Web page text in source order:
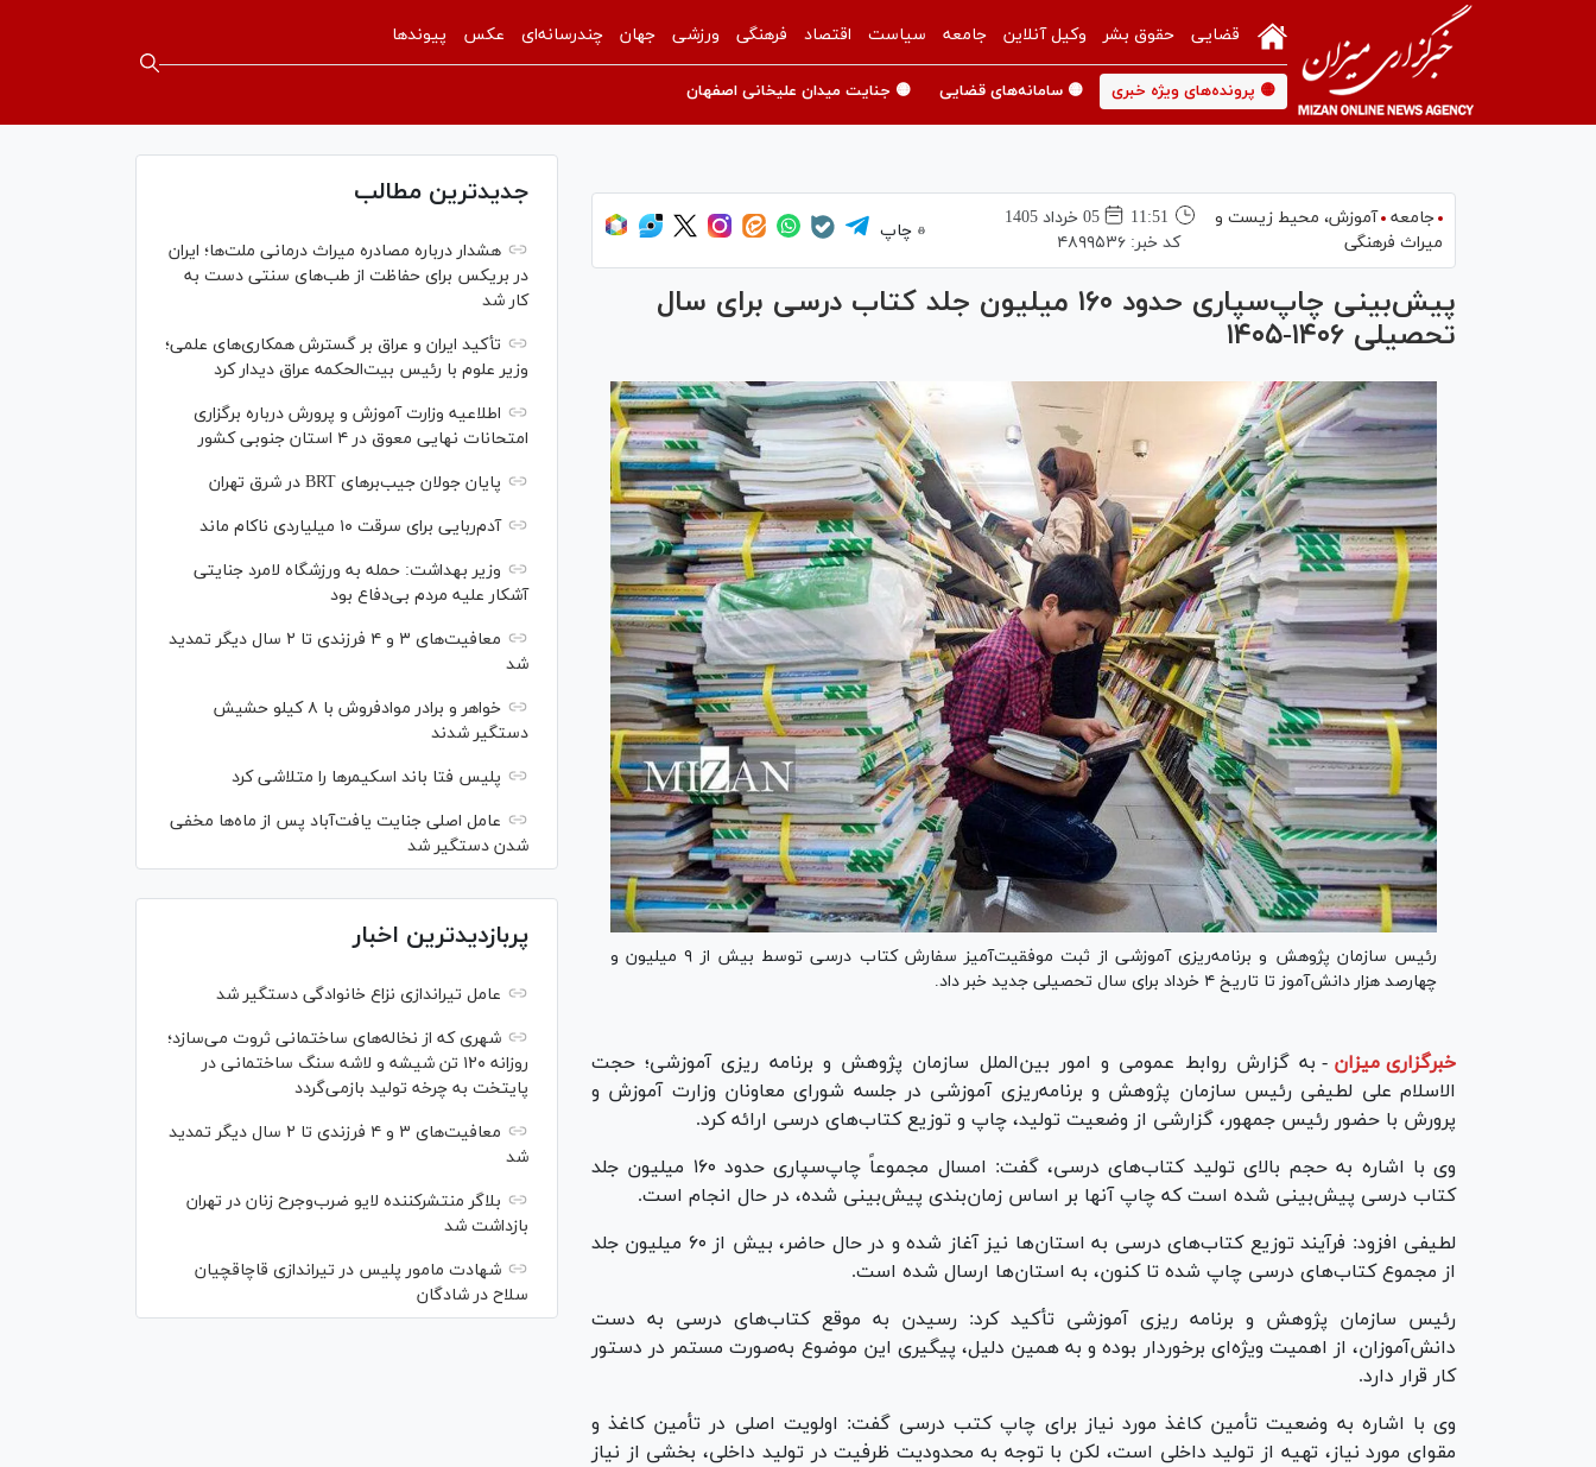
قضایی حقوق بشر وکیل آنلاین جامعه سیاست اقتصاد فرهنگی ورزشی جهان چندرسانه‌ای عکس پیوندها
🟡 پرونده‌های ویژه خبری 🟡 سامانه‌های قضایی 🟡 جنایت میدان علیخانی اصفهان
جامعه آموزش،‌ محیط زیست و
میراث فرهنگی
11:51
05 خرداد 1405
کد خبر:۴۸۹۹۵۳۶
چاپ
پیش‌بینی چاپ‌سپاری حدود ۱۶۰ میلیون جلد کتاب درسی برای سال
تحصیلی ۱۴۰۶-۱۴۰۵
رئیس سازمان پژوهش و برنامه‌ریزی آموزشی از ثبت موفقیت‌آمیز سفارش کتاب درسی توسط بیش از ۹ میلیون و
چهارصد هزار دانش‌آموز تا تاریخ ۴ خرداد برای سال تحصیلی جدید خبر داد.
خبرگزاری میزان - به گزارش روابط عمومی و امور بین‌الملل سازمان پژوهش و برنامه ریزی آموزشی؛ حجت
الاسلام علی لطیفی رئیس سازمان پژوهش و برنامه‌ریزی آموزشی در جلسه شورای معاونان وزارت آموزش و
پرورش با حضور رئیس جمهور، گزارشی از وضعیت تولید، چاپ و توزیع کتاب‌های درسی ارائه کرد.
وی با اشاره به حجم بالای تولید کتاب‌های درسی، گفت: امسال مجموعاً چاپ‌سپاری حدود ۱۶۰ میلیون جلد
کتاب درسی پیش‌بینی شده است که چاپ آنها بر اساس زمان‌بندی پیش‌بینی شده، در حال انجام است.
لطیفی افزود: فرآیند توزیع کتاب‌های درسی به استان‌ها نیز آغاز شده و در حال حاضر، بیش از ۶۰ میلیون جلد
از مجموع کتاب‌های درسی چاپ شده تا کنون، به استان‌ها ارسال شده است.
رئیس سازمان پژوهش و برنامه ریزی آموزشی تأکید کرد: رسیدن به موقع کتاب‌های درسی به دست
دانش‌آموزان، از اهمیت ویژه‌ای برخوردار بوده و به همین دلیل، پیگیری این موضوع به‌صورت مستمر در دستور
کار قرار دارد.
وی با اشاره به وضعیت تأمین کاغذ مورد نیاز برای چاپ کتب درسی گفت: اولویت اصلی در تأمین کاغذ و
مقوای مورد نیاز، تهیه از تولید داخلی است، لکن با توجه به محدودیت ظرفیت در تولید داخلی، بخشی از نیاز
جدیدترین مطالب
هشدار درباره مصادره میراث درمانی ملت‌ها؛ ایران
در بریکس برای حفاظت از طب‌های سنتی دست به
کار شد
تأکید ایران و عراق بر گسترش همکاری‌های علمی؛
وزیر علوم با رئیس بیت‌الحکمه عراق دیدار کرد
اطلاعیه وزارت آموزش و پرورش درباره برگزاری
امتحانات نهایی معوق در ۴ استان جنوبی کشور
پایان جولان جیب‌بر‌های BRT در شرق تهران
آدم‌ربایی برای سرقت ۱۰ میلیاردی ناکام ماند
وزیر بهداشت: حمله به ورزشگاه لامرد جنایتی
آشکار علیه مردم بی‌دفاع بود
معافیت‌های ۳ و ۴ فرزندی تا ۲ سال دیگر تمدید
شد
خواهر و برادر موادفروش با ۸ کیلو حشیش
دستگیر شدند
پلیس فتا باند اسکیمر‌ها را متلاشی کرد
عامل اصلی جنایت یافت‌آباد پس از ماه‌ها مخفی
شدن دستگیر شد
پربازدیدترین اخبار
عامل تیراندازی نزاع خانوادگی دستگیر شد
شهری که از نخاله‌های ساختمانی ثروت می‌سازد؛
روزانه ۱۲۰ تن شیشه و لاشه سنگ ساختمانی در
پایتخت به چرخه تولید بازمی‌گردد
معافیت‌های ۳ و ۴ فرزندی تا ۲ سال دیگر تمدید
شد
بلاگر منتشرکننده لایو ضرب‌وجرح زنان در تهران
بازداشت شد
شهادت مامور پلیس در تیراندازی قاچاقچیان
سلاح در شادگان